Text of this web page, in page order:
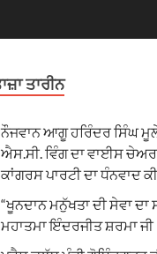
ਤਾਰੀਨ
ਨੌਜਵਾਨ ਆਗੂ ਹਰਿੰਦਰ ਸਿੰਘ
ਐਸ.ਸੀ. ਵਿੰਗ ਦਾ ਵਾਈਸ
ਕਾਂਗਰਸ ਪਾਰਟੀ ਦਾ ਧੰਨਵਾਦ
“ਖੂਨਦਾਨ ਮਨੁੱਖਤਾ ਦੀ ਸੇਵਾ
ਮਹਾਤਮਾ ਇੰਦਰਜੀਤ ਸ਼ਰਮਾ ਜੀ